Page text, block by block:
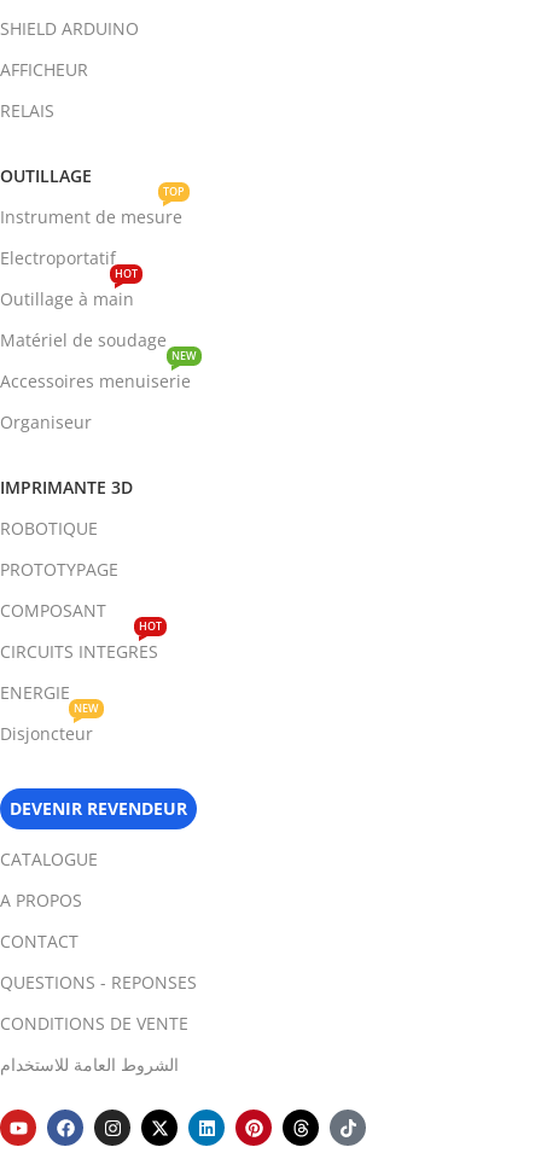
SHIELD ARDUINO
AFFICHEUR
RELAIS
OUTILLAGE
Instrument de mesure
TOP
Electroportatif
Outillage à main
HOT
Matériel de soudage
Accessoires menuiserie
NEW
Organiseur
IMPRIMANTE 3D
ROBOTIQUE
PROTOTYPAGE
COMPOSANT
CIRCUITS INTEGRES
HOT
ENERGIE
Disjoncteur
NEW
DEVENIR REVENDEUR
CATALOGUE
A PROPOS
CONTACT
QUESTIONS - REPONSES
CONDITIONS DE VENTE
الشروط العامة للاستخدام